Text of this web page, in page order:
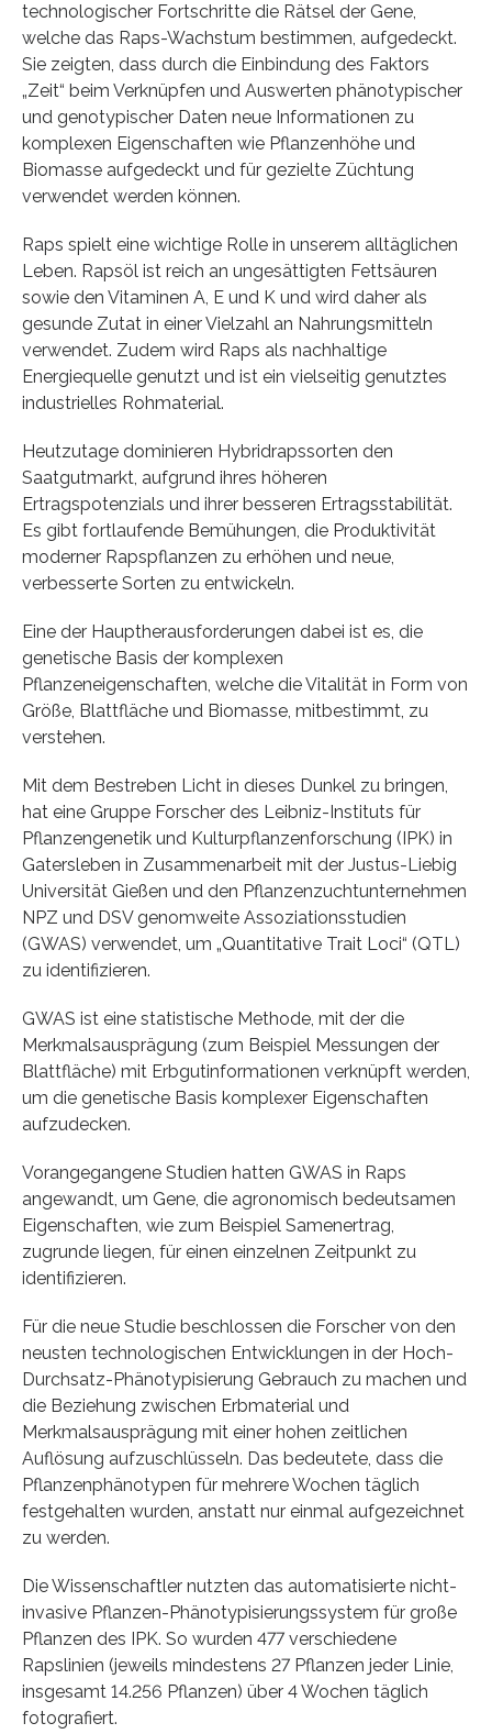
technologischer Fortschritte die Rätsel der Gene,
welche das Raps-Wachstum bestimmen, aufgedeckt.
Sie zeigten, dass durch die Einbindung des Faktors
„Zeit“ beim Verknüpfen und Auswerten phänotypischer
und genotypischer Daten neue Informationen zu
komplexen Eigenschaften wie Pflanzenhöhe und
Biomasse aufgedeckt und für gezielte Züchtung
verwendet werden können.
Raps spielt eine wichtige Rolle in unserem alltäglichen
Leben. Rapsöl ist reich an ungesättigten Fettsäuren
sowie den Vitaminen A, E und K und wird daher als
gesunde Zutat in einer Vielzahl an Nahrungsmitteln
verwendet. Zudem wird Raps als nachhaltige
Energiequelle genutzt und ist ein vielseitig genutztes
industrielles Rohmaterial.
Heutzutage dominieren Hybridrapssorten den
Saatgutmarkt, aufgrund ihres höheren
Ertragspotenzials und ihrer besseren Ertragsstabilität.
Es gibt fortlaufende Bemühungen, die Produktivität
moderner Rapspflanzen zu erhöhen und neue,
verbesserte Sorten zu entwickeln.
Eine der Hauptherausforderungen dabei ist es, die
genetische Basis der komplexen
Pflanzeneigenschaften, welche die Vitalität in Form von
Größe, Blattfläche und Biomasse, mitbestimmt, zu
verstehen.
Mit dem Bestreben Licht in dieses Dunkel zu bringen,
hat eine Gruppe Forscher des Leibniz-Instituts für
Pflanzengenetik und Kulturpflanzenforschung (IPK) in
Gatersleben in Zusammenarbeit mit der Justus-Liebig
Universität Gießen und den Pflanzenzuchtunternehmen
NPZ und DSV genomweite Assoziationsstudien
(GWAS) verwendet, um „Quantitative Trait Loci“ (QTL)
zu identifizieren.
GWAS ist eine statistische Methode, mit der die
Merkmalsausprägung (zum Beispiel Messungen der
Blattfläche) mit Erbgutinformationen verknüpft werden,
um die genetische Basis komplexer Eigenschaften
aufzudecken.
Vorangegangene Studien hatten GWAS in Raps
angewandt, um Gene, die agronomisch bedeutsamen
Eigenschaften, wie zum Beispiel Samenertrag,
zugrunde liegen, für einen einzelnen Zeitpunkt zu
identifizieren.
Für die neue Studie beschlossen die Forscher von den
neusten technologischen Entwicklungen in der Hoch-
Durchsatz-Phänotypisierung Gebrauch zu machen und
die Beziehung zwischen Erbmaterial und
Merkmalsausprägung mit einer hohen zeitlichen
Auflösung aufzuschlüsseln. Das bedeutete, dass die
Pflanzenphänotypen für mehrere Wochen täglich
festgehalten wurden, anstatt nur einmal aufgezeichnet
zu werden.
Die Wissenschaftler nutzten das automatisierte nicht-
invasive Pflanzen-Phänotypisierungssystem für große
Pflanzen des IPK. So wurden 477 verschiedene
Rapslinien (jeweils mindestens 27 Pflanzen jeder Linie,
insgesamt 14.256 Pflanzen) über 4 Wochen täglich
fotografiert.